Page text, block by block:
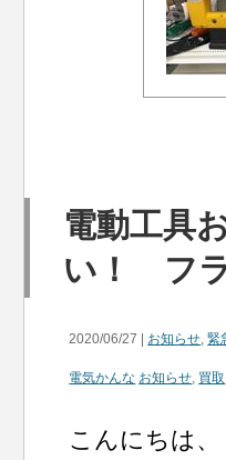
電動工具
い！ フ
2020/06/27 | お知らせ,緊
電気かんな お知らせ, 買取
こんにちは